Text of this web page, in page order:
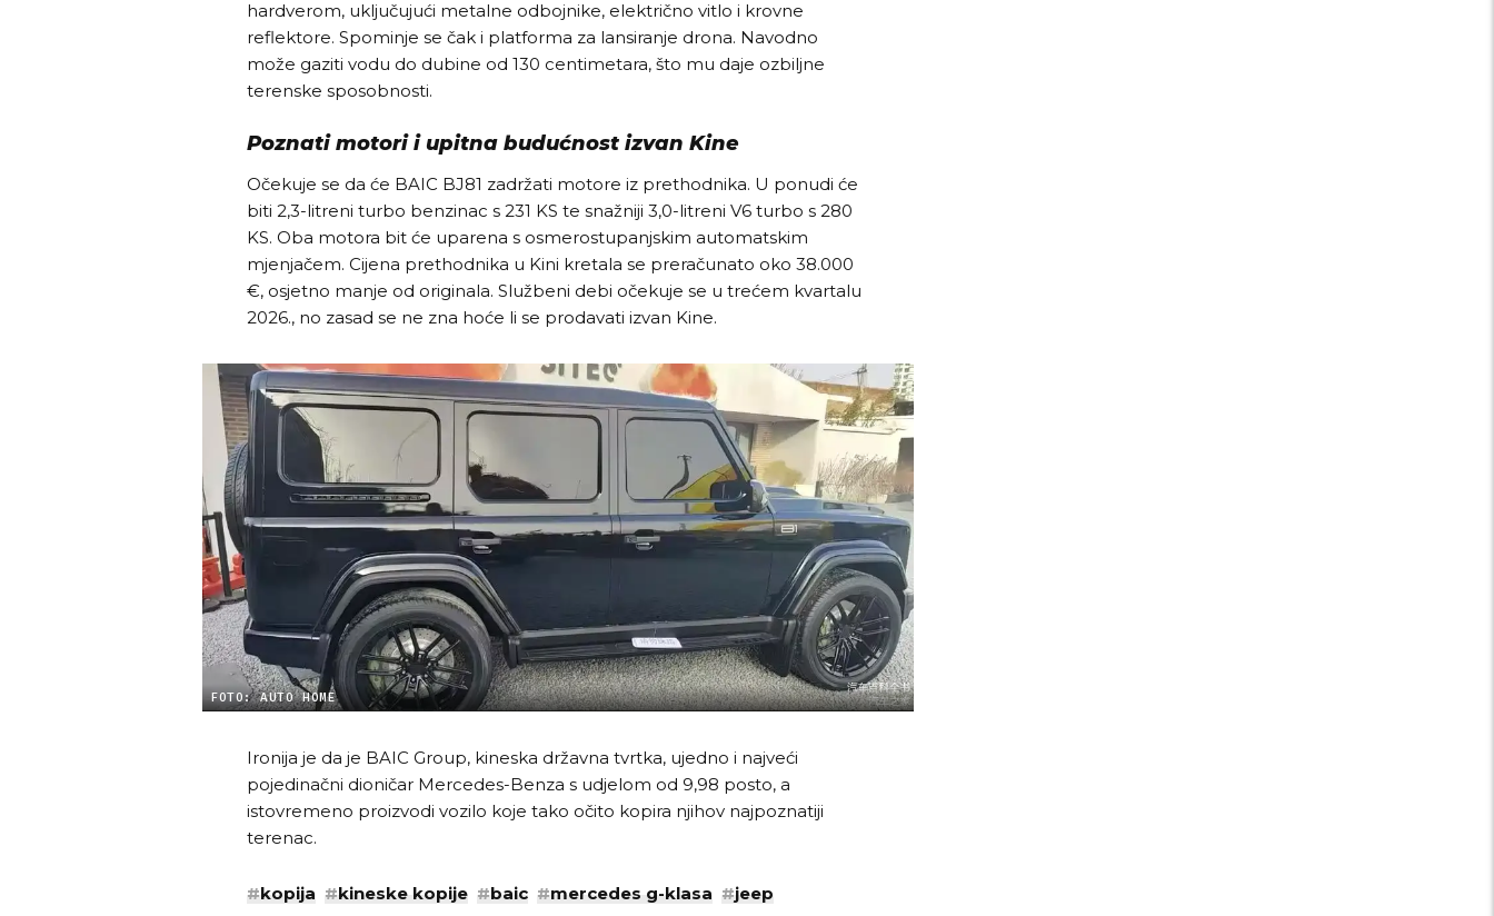
hardverom, uključujući metalne odbojnike, električno vitlo i krovne
reflektore. Spominje se čak i platforma za lansiranje drona. Navodno
može gaziti vodu do dubine od 130 centimetara, što mu daje ozbiljne
terenske sposobnosti.
Poznati motori i upitna budućnost izvan Kine
Očekuje se da će BAIC BJ81 zadržati motore iz prethodnika. U ponudi će
biti 2,3-litreni turbo benzinac s 231 KS te snažniji 3,0-litreni V6 turbo s 280
KS. Oba motora bit će uparena s osmerostupanjskim automatskim
mjenjačem. Cijena prethodnika u Kini kretala se preračunato oko 38.000
€, osjetno manje od originala. Službeni debi očekuje se u trećem kvartalu
2026., no zasad se ne zna hoće li se prodavati izvan Kine.
FOTO: AUTO HOME
Ironija je da je BAIC Group, kineska državna tvrtka, ujedno i najveći
pojedinačni dioničar Mercedes-Benza s udjelom od 9,98 posto, a
istovremeno proizvodi vozilo koje tako očito kopira njihov najpoznatiji
terenac.
#kopija #kineske kopije #baic #mercedes g-klasa #jeep